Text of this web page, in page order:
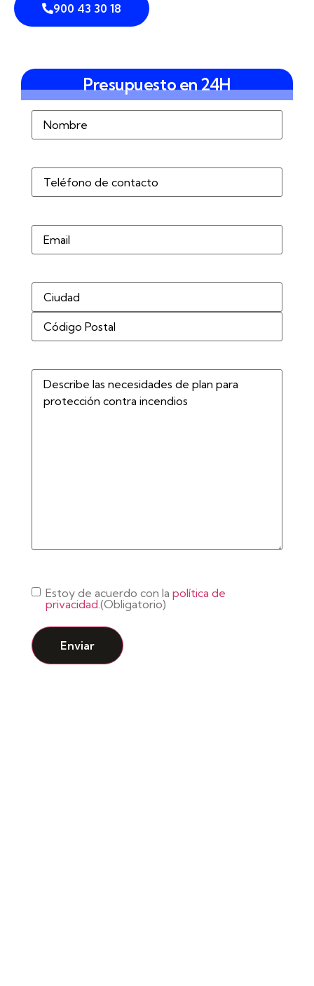
900 43 30 18
Presupuesto en 24H
Nombre
Teléfono(Obligatorio)
Correo
electrónico
Dirección
Describe
necesidades
Consentimiento(Obligatorio)
Estoy de acuerdo con la política de
privacidad.(Obligatorio)